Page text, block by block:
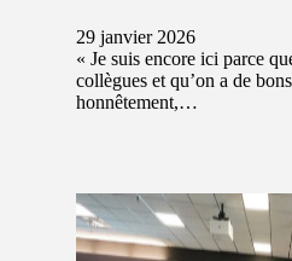
29 janvier 2026
« Je suis encore ici parce
collègues et qu’on a de
honnêtement,…